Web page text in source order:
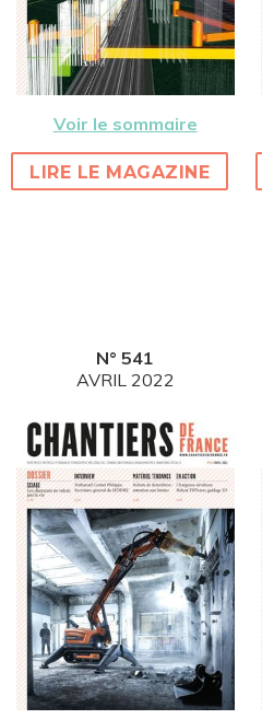
Voir le sommaire
LIRE LE MAGAZINE
N° 541
AVRIL 2022